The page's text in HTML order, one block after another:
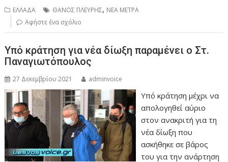
ΕΛΛΑΔΑ ΘΑΝΟΣ ΠΛΕΥΡΗΣ, ΝΕΑ ΜΕΤΡΑ
Αφήστε ένα σχόλιο
Υπό κράτηση για νέα δίωξη παραμένει ο Στ.
Παναγιωτόπουλος
27 Δεκεμβρίου 2021 adminvoice
Υπό κράτηση μέχρι να
απολογηθεί αύριο
στον ανακριτή για τη
νέα δίωξη που
ασκήθηκε σε βάρος
του για την ανάρτηση